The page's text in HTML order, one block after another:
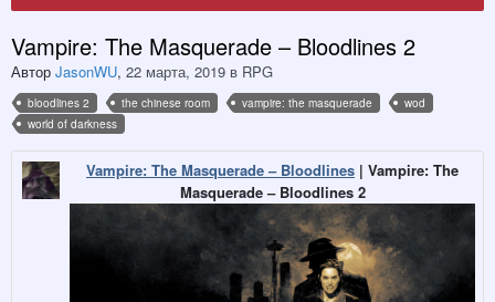
Vampire: The Masquerade – Bloodlines 2
Автор JasonWU, 22 марта, 2019 в RPG
bloodlines 2 the chinese room vampire: the masquerade
wod
world of darkness
Vampire: The Masquerade – Bloodlines | Vampire: The
Masquerade – Bloodlines 2